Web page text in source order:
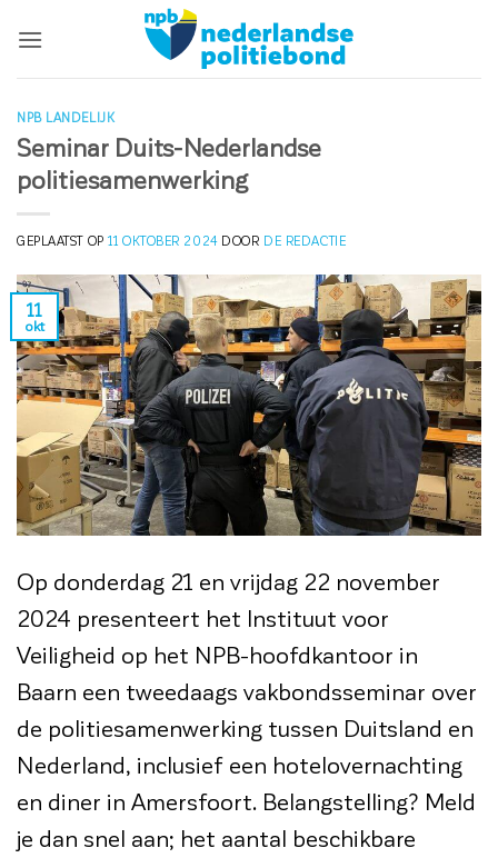
naar
NPB LANDELIJK
Seminar Duits-Nederlandse
politiesamenwerking
GEPLAATST OP11 OKTOBER 2024 DOOR DE REDACTIE
11
okt
Op donderdag 21 en vrijdag 22 november
2024 presenteert het Instituut voor
Veiligheid op het NPB-hoofdkantoor in
Baarn een tweedaags vakbondsseminar over
de politiesamenwerking tussen Duitsland en
Nederland, inclusief een hotelovernachting
en diner in Amersfoort. Belangstelling? Meld
je dan snel aan; het aantal beschikbare